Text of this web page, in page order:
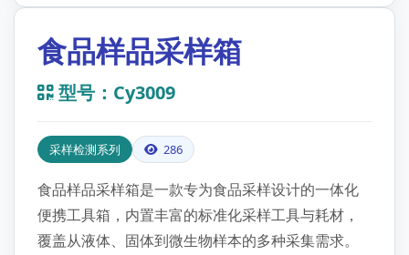
食品样品采样箱
型号：Cy3009
采样检测系列 286
食品样品采样箱是一款专为食品采样设计的一体化
便携工具箱，内置丰富的标准化采样工具与耗材，
覆盖从液体、固体到微生物样本的多种采集需求。